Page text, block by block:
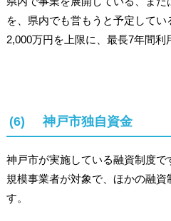
を、県内でも営もうと予定してい
2,000万円を上限に、最長7年間利
(6) 神戸市独自資金
神戸市が実施している融資制度
規模事業者が対象で、ほかの融資
す。